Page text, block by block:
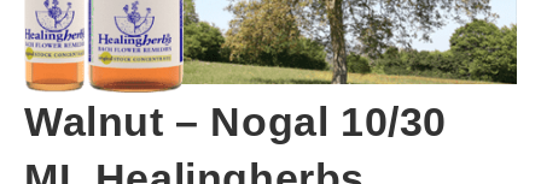
Walnut – Nogal 10/30